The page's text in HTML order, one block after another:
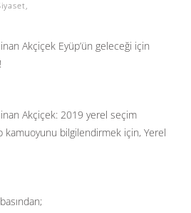
,
Akçiçek Eyüp’ün geleceği için
Akçiçek: 2019 yerel seçim
kamuoyunu bilgilendirmek için, Yerel